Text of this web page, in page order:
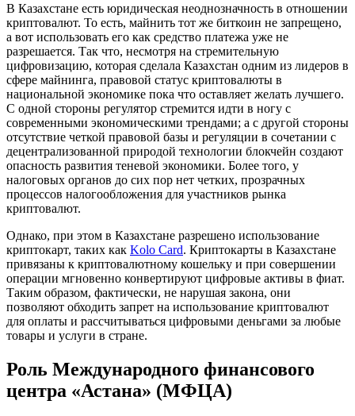
В Казахстане есть юридическая неоднозначность в отношении
криптовалют. То есть, майнить тот же биткоин не запрещено,
а вот использовать его как средство платежа уже не
разрешается. Так что, несмотря на стремительную
цифровизацию, которая сделала Казахстан одним из лидеров в
сфере майнинга, правовой статус криптовалюты в
национальной экономике пока что оставляет желать лучшего.
С одной стороны регулятор стремится идти в ногу с
современными экономическими трендами; а с другой стороны
отсутствие четкой правовой базы и регуляции в сочетании с
децентрализованной природой технологии блокчейн создают
опасность развития теневой экономики. Более того, у
налоговых органов до сих пор нет четких, прозрачных
процессов налогообложения для участников рынка
криптовалют.
Однако, при этом в Казахстане разрешено использование
криптокарт, таких как Kolo Card. Криптокарты в Казахстане
привязаны к криптовалютному кошельку и при совершении
операции мгновенно конвертируют цифровые активы в фиат.
Таким образом, фактически, не нарушая закона, они
позволяют обходить запрет на использование криптовалют
для оплаты и рассчитываться цифровыми деньгами за любые
товары и услуги в стране.
Роль Международного финансового
центра «Астана» (МФЦА)